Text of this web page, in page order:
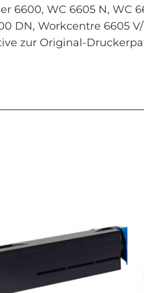
6600, WC 6605 N, WC
DN, Workcentre 6605
zur Original-